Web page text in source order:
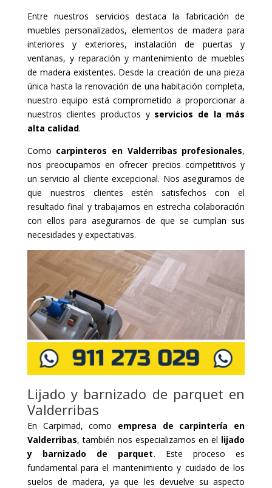
Entre nuestros servicios destaca la fabricación de
muebles personalizados, elementos de madera para
interiores y exteriores, instalación de puertas y
ventanas, y reparación y mantenimiento de muebles
de madera existentes. Desde la creación de una pieza
única hasta la renovación de una habitación completa,
nuestro equipo está comprometido a proporcionar a
nuestros clientes productos y servicios de la más
alta calidad.
Como carpinteros en Valderribas profesionales,
nos preocupamos en ofrecer precios competitivos y
un servicio al cliente excepcional. Nos aseguramos de
que nuestros clientes estén satisfechos con el
resultado final y trabajamos en estrecha colaboración
con ellos para asegurarnos de que se cumplan sus
necesidades y expectativas.
Lijado y barnizado de parquet en
Valderribas
En Carpimad, como empresa de carpintería en
Valderribas, también nos especializamos en el lijado
y barnizado de parquet. Este proceso es
fundamental para el mantenimiento y cuidado de los
suelos de madera, ya que les devuelve su aspecto